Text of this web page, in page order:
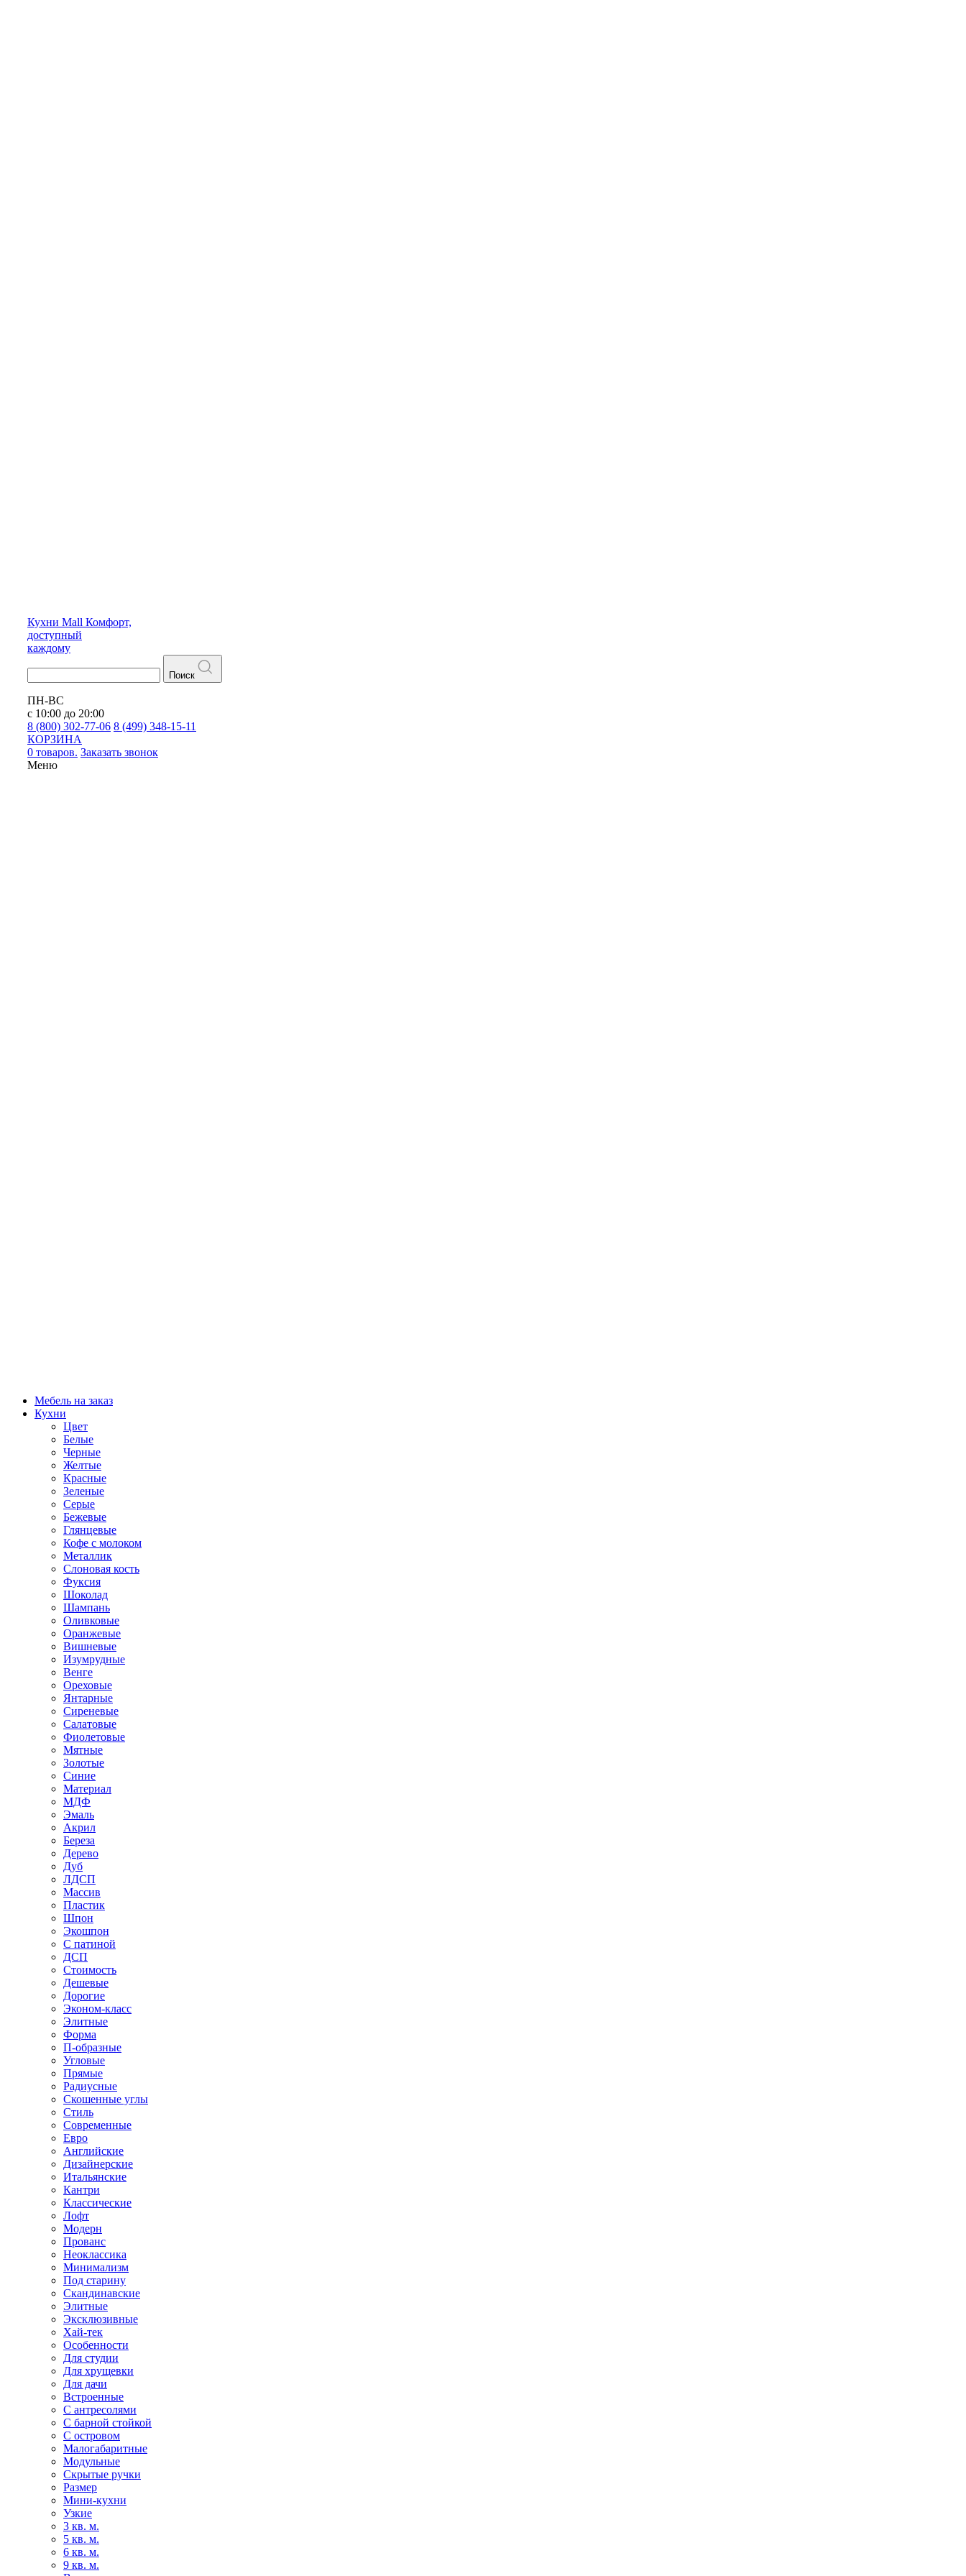
Кухни Mall Комфорт,
доступный
каждому
Поиск
ПН-ВС
с 10:00 до 20:00
8 (800) 302-77-06 8 (499) 348-15-11
КОРЗИНА
0 товаров. Заказать звонок
Меню
Мебель на заказ
Кухни
Цвет
Белые
Черные
Желтые
Красные
Зеленые
Серые
Бежевые
Глянцевые
Кофе с молоком
Металлик
Слоновая кость
Фуксия
Шоколад
Шампань
Оливковые
Оранжевые
Вишневые
Изумрудные
Венге
Ореховые
Янтарные
Сиреневые
Салатовые
Фиолетовые
Мятные
Золотые
Синие
Материал
МДФ
Эмаль
Акрил
Береза
Дерево
Дуб
ЛДСП
Массив
Пластик
Шпон
Экошпон
С патиной
ДСП
Стоимость
Дешевые
Дорогие
Эконом-класс
Элитные
Форма
П-образные
Угловые
Прямые
Радиусные
Скошенные углы
Стиль
Современные
Евро
Английские
Дизайнерские
Итальянские
Кантри
Классические
Лофт
Модерн
Прованс
Неоклассика
Минимализм
Под старину
Скандинавские
Элитные
Эксклюзивные
Хай-тек
Особенности
Для студии
Для хрущевки
Для дачи
Встроенные
С антресолями
С барной стойкой
С островом
Малогабаритные
Модульные
Скрытые ручки
Размер
Мини-кухни
Узкие
3 кв. м.
5 кв. м.
6 кв. м.
9 кв. м.